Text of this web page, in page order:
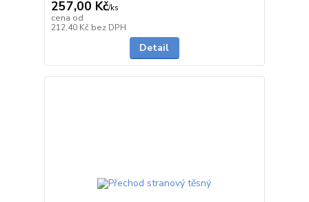
257,00 Kč/ks
cena od
212,40 Kč bez DPH
Detail